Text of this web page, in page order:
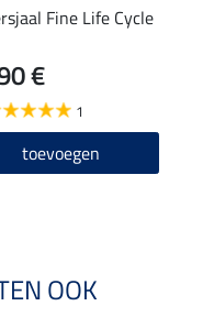
Fine Life Cycle
€
1
toevoegen
OOK